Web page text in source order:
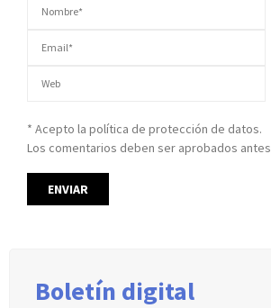
* Acepto la política de protección de datos.
Los comentarios deben ser aprobados
Boletín digital